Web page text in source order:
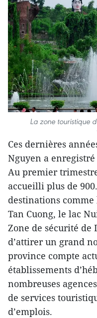
La zone touristique
Ces dernières
Nguyen a
Au premier
accueilli plus de
destinations
Tan Cuong, le lac
Zone de sécurité
d’attirer un grand
province compte
établissements
nombreuses
de services
d’emplois.